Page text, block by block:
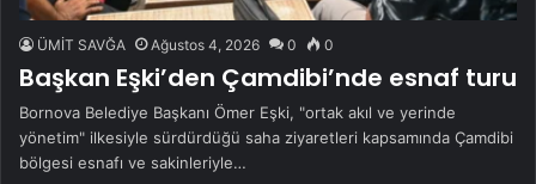
ÜMİT SAVĞA Ağustos 4, 2026 0 0
Başkan Eşki’den Çamdibi’nde esnaf turu
Bornova Belediye Başkanı Ömer Eşki, "ortak akıl ve yerinde
yönetim" ilkesiyle sürdürdüğü saha ziyaretleri kapsamında Çamdibi
bölgesi esnafı ve sakinleriyle…